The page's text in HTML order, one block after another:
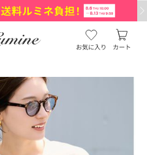
お気に入り カート